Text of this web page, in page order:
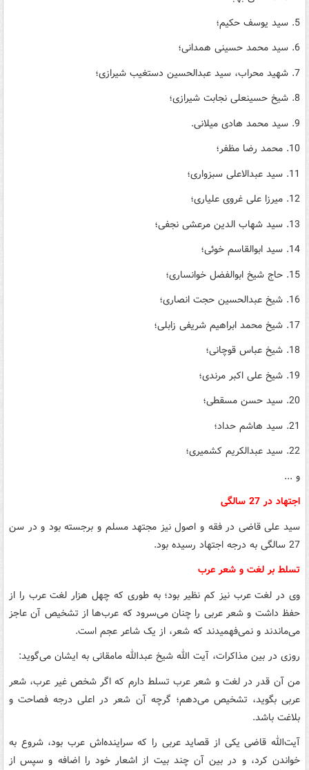
5. سید یوسف حکیم؛
6. سید محمد حسینی همدانی؛
7. شهید محراب، سید عبدالحسین دستغیب شیرازی؛
8. شیخ حسینعلی نجابت شیرازی؛
9. سید محمد هادی میلانی.
10. محمد رضا مظفر؛
11. سید عبدالاعلی سبزواری؛
12. میرزا علی غروی علیاری؛
13. سید شهاب الدین مرعشی نجفی؛
14. سید ابوالقاسم خوئی؛
15. حاج شیخ ابوالفضل خوانساری؛
16. شیخ عبدالحسین حجت انصاری؛
17. شیخ محمد ابراهیم شریفی زابلی؛
18. شیخ عباس قوچانی؛
19. شیخ علی اکبر مرندی؛
20. سید حسن مسقطی؛
21. سید هاشم حداد؛
22. سید عبدالکریم کشمیری؛
و ...
اجتهاد در 27 سالگی
سید علی قاضی در فقه و اصول نیز مجتهد مسلم و برجسته بود و در سن
27 سالگی به درجه اجتهاد رسیده بود.
تسلط بر لغت و شعر عرب
وی در لغت عرب نیز کم نظیر بود؛ به طوری که چهل هزار لغت عرب را از
حفظ داشت و شعر عربی را چنان می‌سرود که عرب‌ها از تشخیص آن عاجز
می‌ماندند و نمی‌فهمیدند که شعر، از یک شاعر عجم است.
روزی در بین مذاکرات، آیت الله شیخ عبدالله مامقانی به ایشان می‌گوید:
من آن قدر در لغت و شعر عرب تسلط دارم که اگر شخص غیر عرب، شعر
عربی بگوید، تشخیص می‌دهم؛ گرچه آن شعر در اعلی درجه فصاحت و
بلاغت باشد.
آیت‌الله قاضی یکی از قصاید عربی را که سراینده‌اش عرب بود، شروع به
خواندن کرد، و در بین آن چند بیت از اشعار خود را اضافه و سپس از